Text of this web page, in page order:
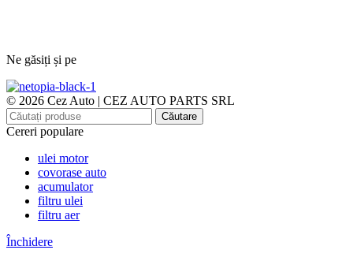
Ne găsiți și pe
© 2026 Cez Auto | CEZ AUTO PARTS SRL
Căutare
Cereri populare
ulei motor
covorase auto
acumulator
filtru ulei
filtru aer
Închidere